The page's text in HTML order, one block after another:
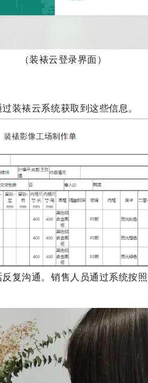
（装裱云登录界面）
装裱云系统获取到这些信息。
复沟通。销售人员通过系统按